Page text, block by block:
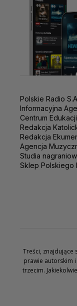
Polskie Radio
Informacyjna
Centrum
Redakcja
Redakcja
Agencja
Studia
Sklep Polskiego
Treści, znajdujące
prawie autorskim
trzecim.